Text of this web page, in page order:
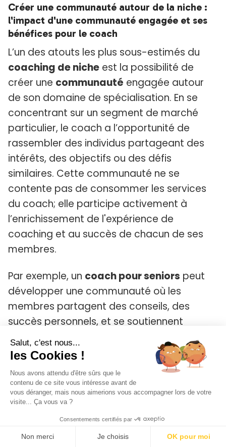
Créer une communauté autour de la niche :
l'impact d'une communauté engagée et ses
bénéfices pour le coach
L’un des atouts les plus sous-estimés du
coaching de niche est la possibilité de
créer une communauté engagée autour
de son domaine de spécialisation. En se
concentrant sur un segment de marché
particulier, le coach a l’opportunité de
rassembler des individus partageant des
intérêts, des objectifs ou des défis
similaires. Cette communauté ne se
contente pas de consommer les services
du coach; elle participe activement à
l’enrichissement de l'expérience de
coaching et au succès de chacun de ses
membres.
Par exemple, un coach pour seniors peut
développer une communauté où les
membres partagent des conseils, des
succès personnels, et se soutiennent
mutuellement dans leur parcours de remise
en forme. Cette
devient
alors un espace où les clients se sentent
compris et entourés, ce qui renforce leur
engagement envers le coach et son
plusieurs avantages. D’abord, elle facilite la
Salut, c'est nous...
les Cookies !
Nous avons attendu d'être sûrs que le
contenu de ce site vous intéresse avant de
vous déranger, mais nous aimerions vous accompagner lors de votre
visite... Ça vous va ?
Consentements certifiés par
Non merci Je choisis OK pour moi